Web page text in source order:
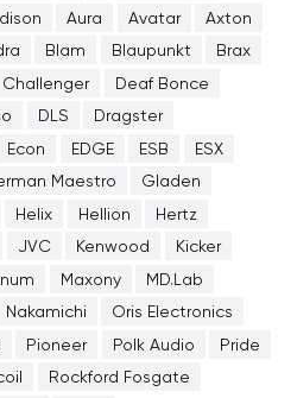
Aura Avatar
Axton
Blam Blaupunkt
Brax
Challenger
Deaf Bonce
DLS
Dragster
Econ EDGE ESB
ESX
Maestro
Gladen
Helix Hellion
Hertz
JVC Kenwood
Kicker
Maxony
MD.Lab
Nakamichi
Oris Electronics
Pioneer Polk Audio
Pride
Rockford Fosgate